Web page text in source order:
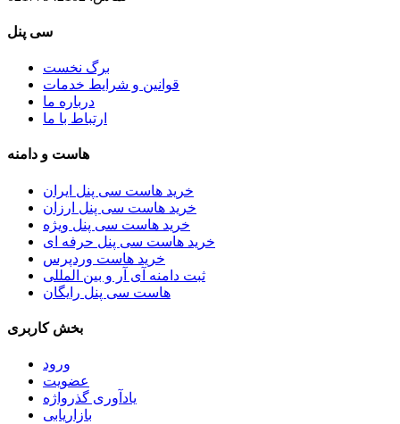
سی پنل
برگ نخست
قوانین و شرایط خدمات
درباره ما
ارتباط با ما
هاست و دامنه
خرید هاست سی پنل ایران
خرید هاست سی پنل ارزان
خرید هاست سی پنل ویژه
خرید هاست سی پنل حرفه ای
خرید هاست وردپرس
ثبت دامنه آی آر و بین المللی
هاست سی پنل رایگان
بخش کاربری
ورود
عضویت
یادآوری گذرواژه
بازاریابی